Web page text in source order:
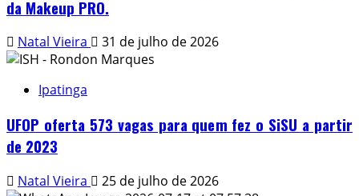
da Makeup PRO.
Natal Vieira 31 de julho de 2026
Ipatinga
UFOP oferta 573 vagas para quem fez o SiSU a partir
de 2023
Natal Vieira 25 de julho de 2026